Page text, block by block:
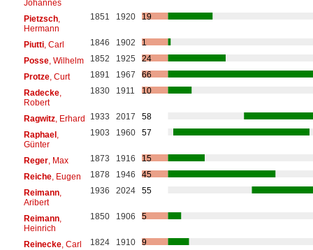
Johannes
Pietzsch,
Hermann
1851 1920 19
Piutti, Carl 1846 1902
1
Posse, Wilhelm 1852 1925
24
Protze, Curt 1891 1967
66
Radecke,
Robert
1830 1911 10
Ragwitz, Erhard 1933 2017
58
Raphael,
Günter
1903 1960 57
Reger, Max 1873 1916
15
Reiche, Eugen 1878 1946
45
Reimann,
Aribert
1936 2024 55
Reimann,
Heinrich
1850 1906 5
Reinecke, Carl 1824 1910
9